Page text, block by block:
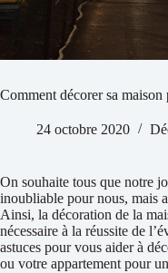
Comment décorer sa
24 octobre 2020
On souhaite tous que notre
inoubliable pour nous, mais
Ainsi, la décoration de la
nécessaire à la réussite de
astuces pour vous aider à
ou votre appartement pour